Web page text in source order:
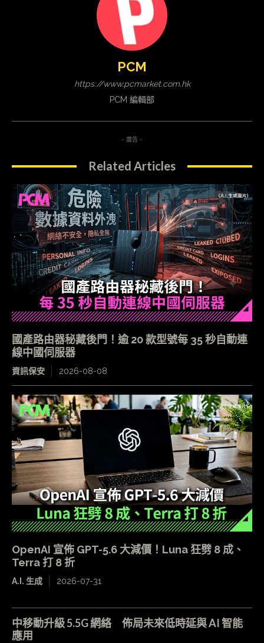
PCM
https://www.pcmarket.com.hk
PCM 編輯部
- 廣告 -
Related Articles
國產路由器秘藏後門！逾 20 款型號每 35 秒自動連
線中國伺服器
資訊保安 2026-08-08
OpenAI 宣佈 GPT-5.6 大減價！Luna 狂劈 8 成、
Terra 打 8 折
A.I. 生成 2026-07-31
中移動升級 5.5G 網絡 佈局未來低時延與 AI 智能
應用